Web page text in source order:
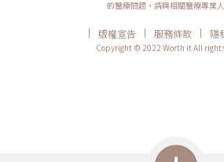
的醫療問題，請與相關醫療專業
| 版權宣告 | 服務條款 | 隱
Copyright © 2022 Worth it All